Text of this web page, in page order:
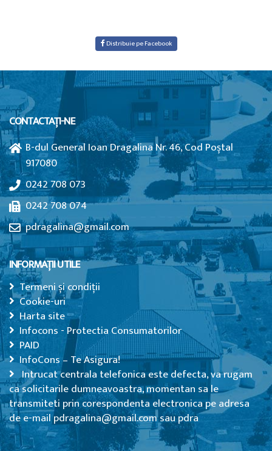
Distribuie pe Facebook
CONTACTAȚI-NE
B-dul General Ioan Dragalina Nr. 46, Cod Poștal
917080
0242 708 073
0242 708 074
pdragalina@gmail.com
INFORMAȚII UTILE
Termeni și condiții
Cookie-uri
Harta site
Infocons - Protectia Consumatorilor
PAID
InfoCons – Te Asigura!
Intrucat centrala telefonica este defecta, va rugam
ca solicitarile dumneavoastra, momentan sa le
transmiteti prin corespondenta electronica pe adresa
de e-mail pdragalina@gmail.com sau pdra